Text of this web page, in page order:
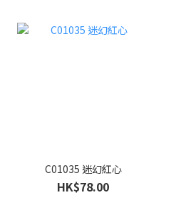
C01035 迷幻紅心
HK$78.00